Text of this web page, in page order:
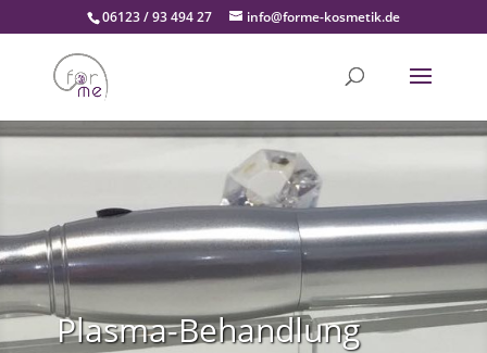
06123 / 93 494 27 info@forme-kosmetik.de
Plasma-Behandlung